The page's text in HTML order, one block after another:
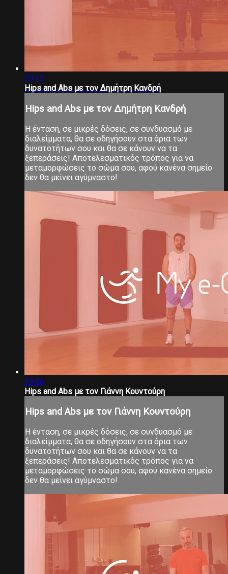
29:12
Hips and Abs με τον Δημήτρη Κανδρή
Hips and Abs με τον Δημήτρη Κανδρή
Η ένταση, σε μικρές δόσεις, σε συνδυασμό με
διαλείμματα, θα σε οδηγήσουν στα όρια των
δυνατοτήτων σου και θα σε κάνουν να τα
ξεπεράσεις! Αποτελεσματικός τρόπος για να
μεταμορφώσεις το σώμα σου, αφού κανένα σημείο
δεν θα μείνει αγύμναστο!
29:06
Hips and Abs με τον Γιάννη Κουντούρη
Hips and Abs με τον Γιάννη Κουντούρη
Η ένταση, σε μικρές δόσεις, σε συνδυασμό με
διαλείμματα, θα σε οδηγήσουν στα όρια των
δυνατοτήτων σου και θα σε κάνουν να τα
ξεπεράσεις! Αποτελεσματικός τρόπος για να
μεταμορφώσεις το σώμα σου, αφού κανένα σημείο
δεν θα μείνει αγύμναστο!